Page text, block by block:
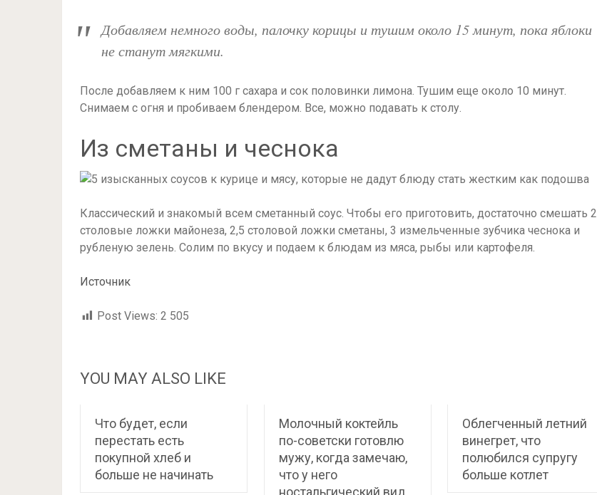
Добавляем немного воды, палочку корицы и тушим около 15 минут, пока яблоки
не станут мягкими.
После добавляем к ним 100 г сахара и сок половинки лимона. Тушим еще около 10 минут.
Снимаем с огня и пробиваем блендером. Все, можно подавать к столу.
Из сметаны и чеснока
Классический и знакомый всем сметанный соус. Чтобы его приготовить, достаточно смешать 2
столовые ложки майонеза, 2,5 столовой ложки сметаны, 3 измельченные зубчика чеснока и
рубленую зелень. Солим по вкусу и подаем к блюдам из мяса, рыбы или картофеля.
Источник
Post Views: 2 505
YOU MAY ALSO LIKE
Что будет, если
перестать есть
покупной хлеб и
больше не начинать
Молочный коктейль
по-советски готовлю
мужу, когда замечаю,
что у него
ностальгический вид
Облегченный летний
винегрет, что
полюбился супругу
больше котлет